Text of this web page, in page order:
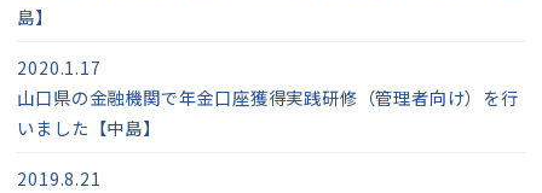
島】
山口県の金融機関で年金口座獲得実践研修（管理者向け）を行
いました【中島】
2020.1.17
2019.8.21